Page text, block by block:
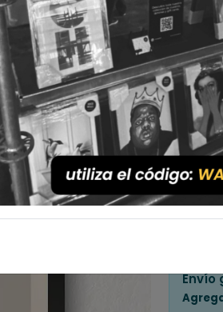
LÁMINA
Con
Cantidad
💳
Envío